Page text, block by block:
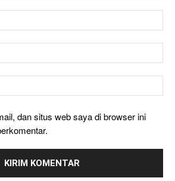
dan situs web saya di browser ini